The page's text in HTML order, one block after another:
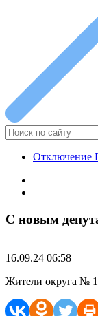
Отключение
С новым
16.09.24 06:58
Жители округа № 1